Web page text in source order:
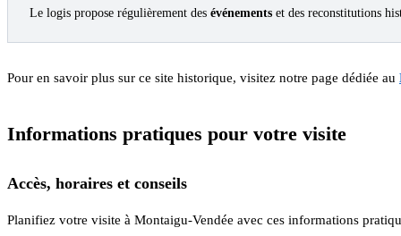
Le logis propose régulièrement des événements et des reconstitutions
Pour en savoir plus sur ce site historique, visitez notre page dédiée au
Informations pratiques pour votre visite
Accès, horaires et conseils
Planifiez votre visite à Montaigu-Vendée avec ces informations